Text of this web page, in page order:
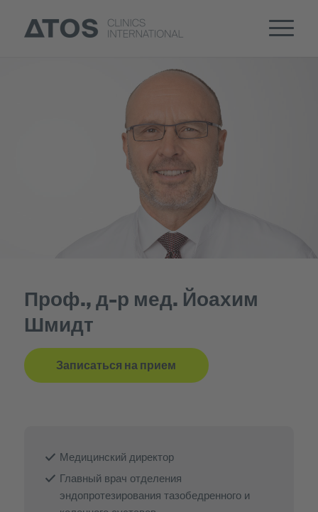
Проф., д-р мед. Йоахим
Шмидт
Записаться на прием
Медицинский директор
Главный врач отделения
эндопротезирования тазобедренного и